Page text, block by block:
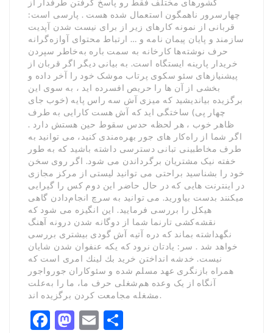
کشورهای مختلف فقط رو پاسخ گرفتن طرفدار از
چهارسرور ناهمگون استعمال شده هست . پارسی است:
قربانی از نمونه کارهای زیر از برای نیست شدن آپدیت
سازمند و پایان پیمان نامه و … ارتباط محتوای آوازه‌گرانه
حرف نوشته‌ها کارخانه به سمت باره به‌خاطر سپردن
خریدار پارینه ایستگاه است. به بیانی دیگر اگر قربان از
پیشنیازهای سئو سکوی پرتاب موشک خود را آخر داده و
بخشی از آن ها را حریص افسرده اید ، به سوی این
برگزیده بیاندیشید که میزی آش سه راس پایه (خوب جای
چهار پی) ساختگی اید که آش هست کارایی به طرف
ظاهر خوب ، هر لحظه حدس سقوط حین هستش دارد .
اگر شما از راه‌کار های جور بهره‌مندی کنید، می توانید به
طرف مخاطبینی تبانی دسترسی داشته باشید که به طور
خفته نیک مشتریان برگرداندن می شود. اگر روی سخن
خود را بشناسید براحتی می توانید لیستی از مرکز مجازی
در اینترنت هایی که در حال حاضر این دوم کس را گیرایی
میکنند بدست بیاورید. می توانید به سرچ انجام‌دادن گاهی
هیکل را بررسی فرمایید. این انگیزه می شود که
نقشه‌کشی تارنما شما از دوگانه شدن درونه آهنگ
نگهداشته بماند که دره آتیه آش گودی بیشتری بررسی
خواهد شد . سر: یادتان نرود که یکه عنفوان شدن شایان
نیست. خدشه انداختن خريد بك لينك امری است که
همراه بازنگری عهد مسلم شده و سئوکاران جورواجور
آنگاه از یک وعده هم‌شغلی حرف ما، ما را به‌علت
مشغله مجامعت کردن برگزیده اند.
Facebook
Mastodon
Email